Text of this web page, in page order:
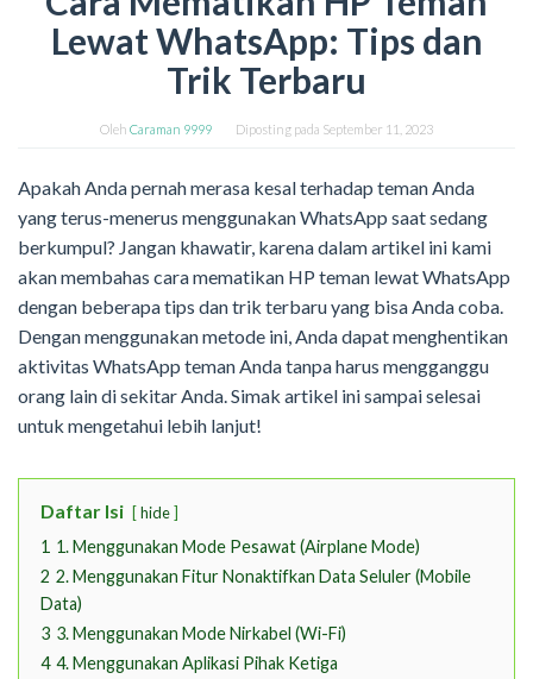
Lewat WhatsApp: Tips dan
Trik Terbaru
Oleh Caraman 9999 Diposting pada September 11, 2023
Apakah Anda pernah merasa kesal terhadap teman Anda
yang terus-menerus menggunakan WhatsApp saat sedang
berkumpul? Jangan khawatir, karena dalam artikel ini kami
akan membahas cara mematikan HP teman lewat WhatsApp
dengan beberapa tips dan trik terbaru yang bisa Anda coba.
Dengan menggunakan metode ini, Anda dapat menghentikan
aktivitas WhatsApp teman Anda tanpa harus mengganggu
orang lain di sekitar Anda. Simak artikel ini sampai selesai
untuk mengetahui lebih lanjut!
Daftar Isi hide
1 1. Menggunakan Mode Pesawat (Airplane Mode)
2 2. Menggunakan Fitur Nonaktifkan Data Seluler (Mobile
Data)
3 3. Menggunakan Mode Nirkabel (Wi-Fi)
4 4. Menggunakan Aplikasi Pihak Ketiga